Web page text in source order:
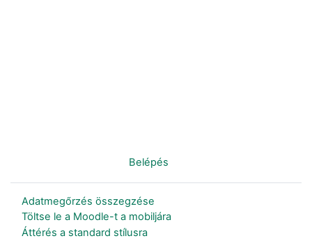
Belépés
Adatmegőrzés összegzése
Töltse le a Moodle-t a mobiljára
Áttérés a standard stílusra